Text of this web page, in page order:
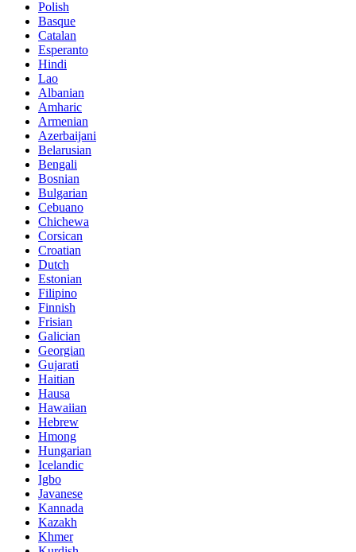
Polish
Basque
Catalan
Esperanto
Hindi
Lao
Albanian
Amharic
Armenian
Azerbaijani
Belarusian
Bengali
Bosnian
Bulgarian
Cebuano
Chichewa
Corsican
Croatian
Dutch
Estonian
Filipino
Finnish
Frisian
Galician
Georgian
Gujarati
Haitian
Hausa
Hawaiian
Hebrew
Hmong
Hungarian
Icelandic
Igbo
Javanese
Kannada
Kazakh
Khmer